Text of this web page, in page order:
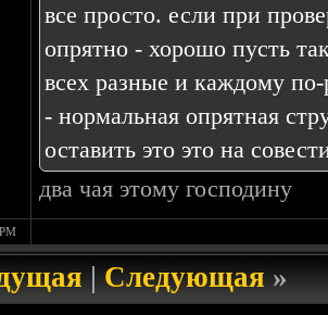
все просто. если при
опрятно - хорошо пусть
всех разные и каждому
- нормальная опрятная
оставить это это на
два чая этому господину
|Следующая»